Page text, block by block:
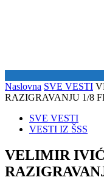
Naslovna SVE VESTI
RAZIGRAVANJU 1/8
SVE VESTI
VESTI IZ ŠSS
VELIMIR